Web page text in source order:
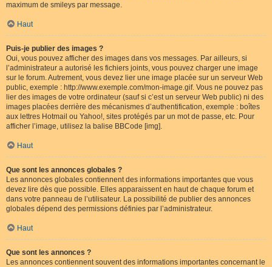
maximum de smileys par message.
Haut
Puis-je publier des images ?
Oui, vous pouvez afficher des images dans vos messages. Par ailleurs, si
l’administrateur a autorisé les fichiers joints, vous pouvez charger une image
sur le forum. Autrement, vous devez lier une image placée sur un serveur Web
public, exemple : http://www.exemple.com/mon-image.gif. Vous ne pouvez pas
lier des images de votre ordinateur (sauf si c’est un serveur Web public) ni des
images placées derrière des mécanismes d’authentification, exemple : boîtes
aux lettres Hotmail ou Yahoo!, sites protégés par un mot de passe, etc. Pour
afficher l’image, utilisez la balise BBCode [img].
Haut
Que sont les annonces globales ?
Les annonces globales contiennent des informations importantes que vous
devez lire dès que possible. Elles apparaissent en haut de chaque forum et
dans votre panneau de l’utilisateur. La possibilité de publier des annonces
globales dépend des permissions définies par l’administrateur.
Haut
Que sont les annonces ?
Les annonces contiennent souvent des informations importantes concernant le